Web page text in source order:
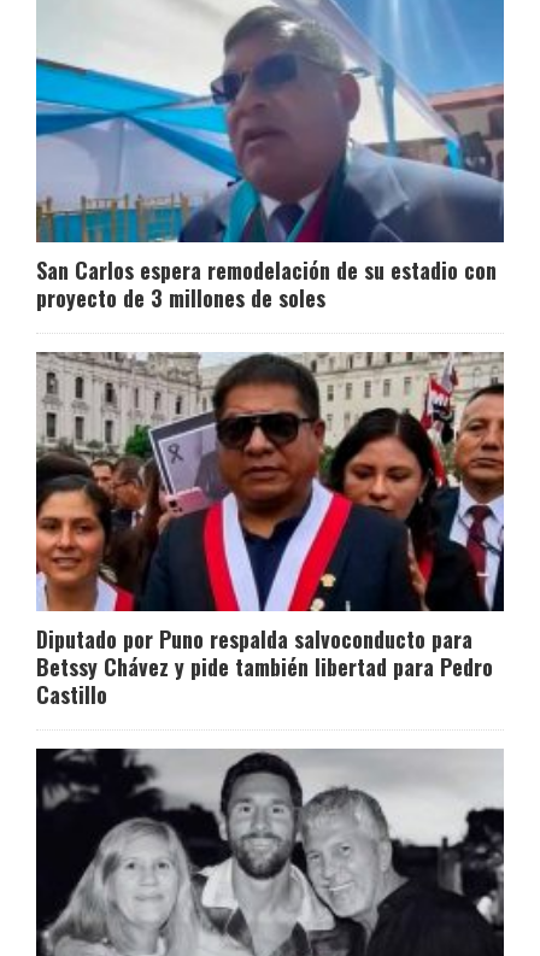
San Carlos espera remodelación de su estadio con
proyecto de 3 millones de soles
Diputado por Puno respalda salvoconducto para
Betssy Chávez y pide también libertad para Pedro
Castillo